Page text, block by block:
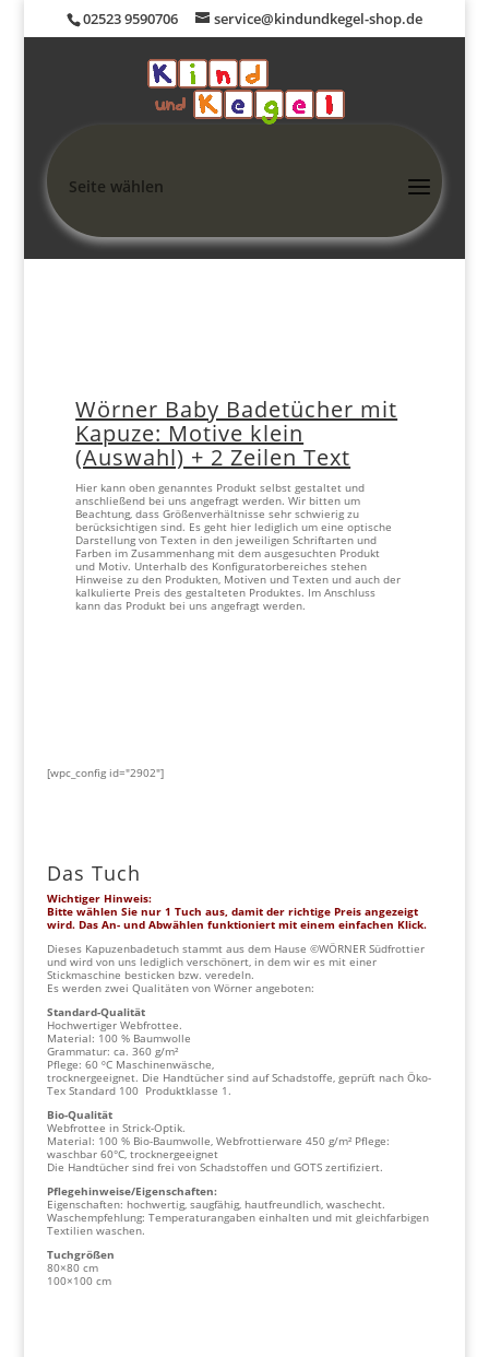
02523 9590706 service@kindundkegel-shop.de
Seite wählen
Wörner Baby Badetücher mit
Kapuze: Motive klein
(Auswahl) + 2 Zeilen Text
Hier kann oben genanntes Produkt selbst gestaltet und
anschließend bei uns angefragt werden. Wir bitten um
Beachtung, dass Größenverhältnisse sehr schwierig zu
berücksichtigen sind. Es geht hier lediglich um eine optische
Darstellung von Texten in den jeweiligen Schriftarten und
Farben im Zusammenhang mit dem ausgesuchten Produkt
und Motiv. Unterhalb des Konfiguratorbereiches stehen
Hinweise zu den Produkten, Motiven und Texten und auch der
kalkulierte Preis des gestalteten Produktes. Im Anschluss
kann das Produkt bei uns angefragt werden.
[wpc_config id="2902"]
Das Tuch
Wichtiger Hinweis:
Bitte wählen Sie nur 1 Tuch aus, damit der richtige Preis angezeigt
wird. Das An- und Abwählen funktioniert mit einem einfachen Klick.
Dieses Kapuzenbadetuch stammt aus dem Hause ©WÖRNER Südfrottier
und wird von uns lediglich verschönert, in dem wir es mit einer
Stickmaschine besticken bzw. veredeln.
Es werden zwei Qualitäten von Wörner angeboten:
Standard-Qualität
Hochwertiger Webfrottee.
Material: 100 % Baumwolle
Grammatur: ca. 360 g/m²
Pflege: 60 ºC Maschinenwäsche,
trocknergeeignet. Die Handtücher sind auf Schadstoffe, geprüft nach Öko-
Tex Standard 100 Produktklasse 1.
Bio-Qualität
Webfrottee in Strick-Optik.
Material: 100 % Bio-Baumwolle, Webfrottierware 450 g/m² Pflege:
waschbar 60°C, trocknergeeignet
Die Handtücher sind frei von Schadstoffen und GOTS zertifiziert.
Pflegehinweise/Eigenschaften:
Eigenschaften: hochwertig, saugfähig, hautfreundlich, waschecht.
Waschempfehlung: Temperaturangaben einhalten und mit gleichfarbigen
Textilien waschen.
Tuchgrößen
80×80 cm
100×100 cm